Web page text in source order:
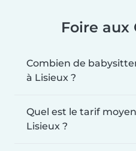
Foire aux
Combien de
à Lisieux ?
Quel est le tarif
Lisieux ?